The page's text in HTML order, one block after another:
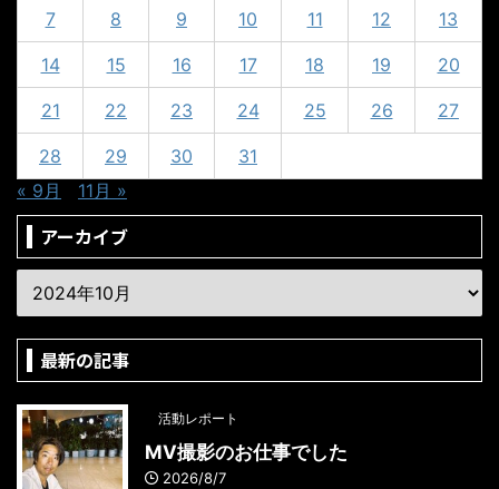
7 8 9 10 11 12 13
14 15 16 17 18 19 20
21 22 23 24 25 26 27
28 29 30
31
« 9月
11月 »
アーカイブ
最新の記事
活動レポート
MV撮影のお仕事でした
2026/8/7